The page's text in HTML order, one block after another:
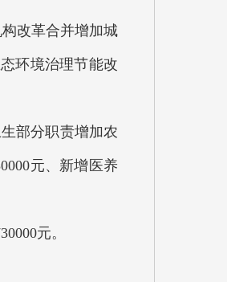
改革合并增加城
环境治理节能改
部分职责增加农
元、新增医养
元。